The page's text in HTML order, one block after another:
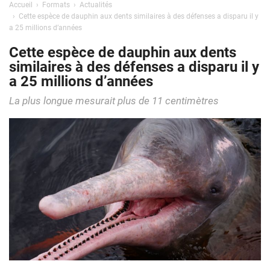
Accueil Formats
Actualités
Cette espèce de dauphin aux dents similaires à des défenses a disparu il y
a 25 millions d’années
Cette espèce de dauphin aux dents
similaires à des défenses a disparu il y
a 25 millions d’années
La plus longue mesurait plus de 11 centimètres